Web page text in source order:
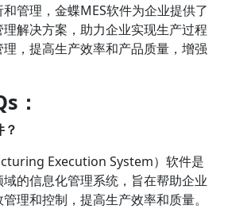
管理，金蝶MES软件为企业提供了
解决方案，助力企业实现生产过程
，提高生产效率和产品质量，增强
：
Execution System）软件是
的信息化管理系统，旨在帮助企业
理和控制，提高生产效率和质量。